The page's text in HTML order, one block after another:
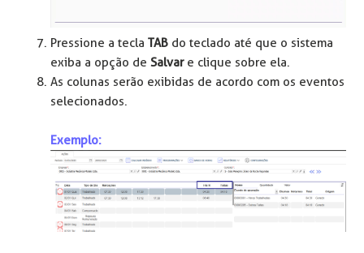
Pressione a teclaTAB do teclado até que o sistema
exiba a opção deSalvare clique sobre ela.
As colunas serão exibidas de acordo com os eventos
selecionados.
Exemplo: